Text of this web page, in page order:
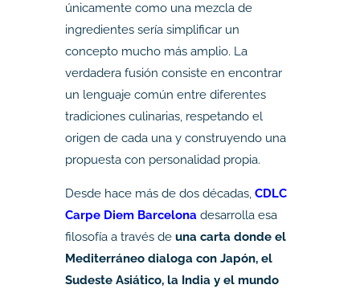
únicamente como una mezcla de
ingredientes sería simplificar un
concepto mucho más amplio. La
verdadera fusión consiste en encontrar
un lenguaje común entre diferentes
tradiciones culinarias, respetando el
origen de cada una y construyendo una
propuesta con personalidad propia.
Desde hace más de dos décadas, CDLC
Carpe Diem Barcelonadesarrolla esa
filosofía a través de una carta donde el
Mediterráneo dialoga con Japón, el
Sudeste Asiático, la India y el mundo